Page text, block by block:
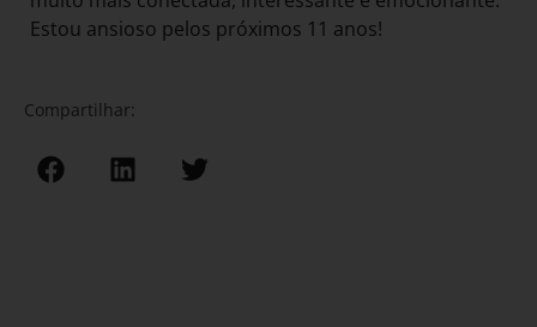
Estou ansioso pelos próximos 11 anos!
Compartilhar: